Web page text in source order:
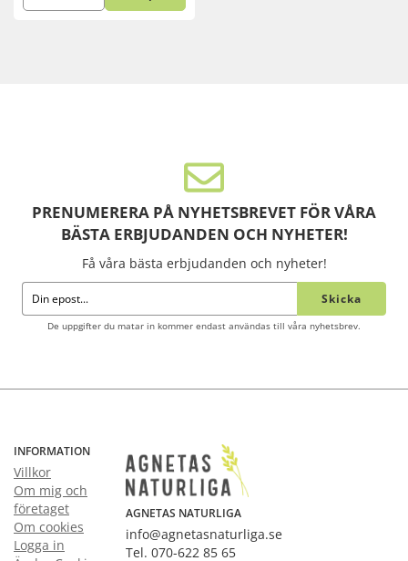
PRENUMERERA PÅ NYHETSBREVET FÖR VÅRA
BÄSTA ERBJUDANDEN OCH NYHETER!
Få våra bästa erbjudanden och nyheter!
Skicka
De uppgifter du matar in kommer endast användas till våra nyhetsbrev.
INFORMATION
Villkor
Om mig och
företaget
Om cookies
Logga in
AGNETAS NATURLIGA
info@agnetasnaturliga.se
Tel. 070-622 85 65